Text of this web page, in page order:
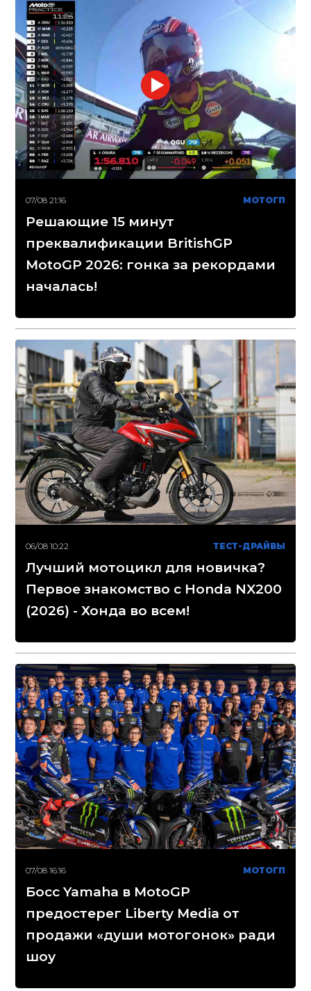
07/08 21:16 МОТОГП
Решающие 15 минут
преквалификации BritishGP
MotoGP 2026: гонка за рекордами
началась!
06/08 10:22 ТЕСТ-ДРАЙВЫ
Лучший мотоцикл для новичка?
Первое знакомство с Honda NX200
(2026) - Хонда во всем!
07/08 16:16 МОТОГП
Босс Yamaha в MotoGP
предостерег Liberty Media от
продажи «души мотогонок» ради
шоу